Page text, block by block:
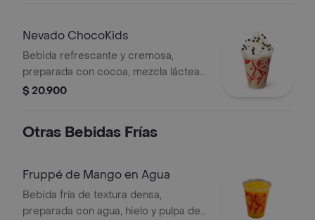
Nevado ChocoKids
Bebida refrescante y cremosa,
preparada con cocoa, mezcla láctea
reducida en azúcar, decorada con
$ 20.900
Otras Bebidas Frías
Fruppé de Mango en Agua
Bebida fría de textura densa,
preparada con agua, hielo y pulpa de